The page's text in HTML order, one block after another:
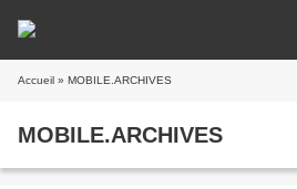
Accueil » MOBILE.ARCHIVES
MOBILE.ARCHIVES